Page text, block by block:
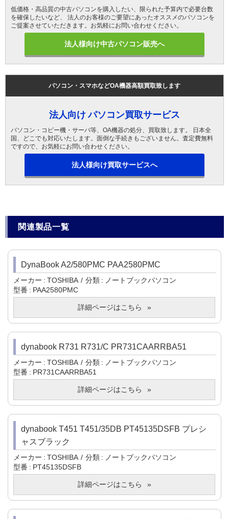
低価格・高品質の中古パソコンを購入したい、限られた予算内で必要台数
を確保したいなど、 法人のお客様のご要望にあったオススメのパソコンを
ご提案させていただきます。お気軽にお問い合わせください。
法人様向け中古パソコン販売へ
パソコン・スマホなどOA機器高額買取致します
法人向け パソコン買取サービス
パソコン・コピー機・サーバ等、OA機器の処分、買取致します。 日本全
国、どこでも対応いたします。面倒な手続きもございません。査定費無料
ですので、お気軽にお問い合わせください。
法人様向け買取サービスへ
関連製品一覧
DynaBook A2/580PMC PAA2580PMC
メーカー TOSHIBA 分類
ノートブックパソコン
型番
PAA2580PMC
詳細ページはこちら
dynabook R731 R731/C PR731CAARRBA51
メーカー TOSHIBA 分類
ノートブックパソコン
型番
PR731CAARRBA51
詳細ページはこちら
dynabook T451 T451/35DB PT45135DSFB プレシ
ャスブラック
メーカー TOSHIBA 分類
ノートブックパソコン
型番
PT45135DSFB
詳細ページはこちら